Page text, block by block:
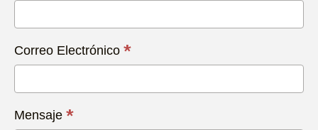
Correo Electrónico *
Mensaje *